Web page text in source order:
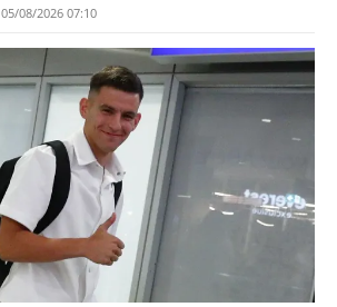
05/08/2026 07:10